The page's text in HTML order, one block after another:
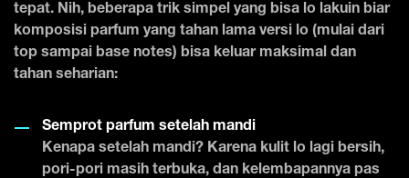
tepat. Nih, beberapa trik simpel yang bisa lo lakuin biar
komposisi parfum yang tahan lama versi lo (mulai dari
top sampai base notes) bisa keluar maksimal dan
tahan seharian:
Semprot parfum setelah mandi
Kenapa setelah mandi? Karena kulit lo lagi bersih,
pori-pori masih terbuka, dan kelembapannya pas